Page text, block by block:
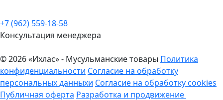
+7 (962) 559-18-58
Консультация менеджера
© 2026 «Ихлас» - Мусульманские товары Политика
конфиденциальности Согласие на обработку
персональных данныхи Согласие на обработку cookies
Публичная оферта Разработка и продвижение